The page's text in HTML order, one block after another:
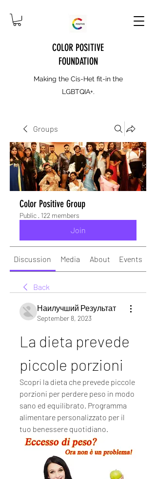
COLOR POSITIVE
FOUNDATION
Making the Cis-Het fit-in the
LGBTQIA+.
Groups
Color Positive Group
Public · 122 members
Join
Discussion Media About Events
Back
Наилучший Результат
September 8, 2023
La dieta prevede
piccole porzioni
Scopri la dieta che prevede piccole
porzioni per perdere peso in modo
sano ed equilibrato. Programma
alimentare personalizzato per il
tuo benessere quotidiano.